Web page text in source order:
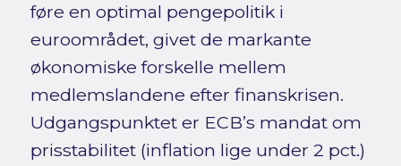
føre en optimal pengepolitik i
euroområdet, givet de markante
økonomiske forskelle mellem
medlemslandene efter finanskrisen.
Udgangspunktet er ECB’s mandat om
prisstabilitet (inflation lige under 2 pct.)